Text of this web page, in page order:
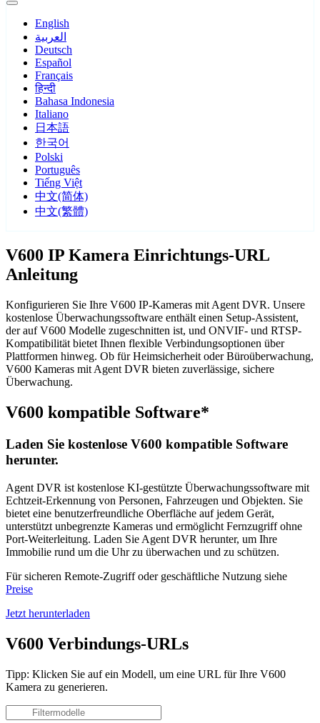
English
العربية
Deutsch
Español
Français
हिन्दी
Bahasa Indonesia
Italiano
日本語
한국어
Polski
Português
Tiếng Việt
中文(简体)
中文(繁體)
V600 IP Kamera Einrichtungs-URL
Anleitung
Konfigurieren Sie Ihre V600 IP-Kameras mit Agent DVR. Unsere
kostenlose Überwachungssoftware enthält einen Setup-Assistent,
der auf V600 Modelle zugeschnitten ist, und ONVIF- und RTSP-
Kompatibilität bietet Ihnen flexible Verbindungsoptionen über
Plattformen hinweg. Ob für Heimsicherheit oder Büroüberwachung,
V600 Kameras mit Agent DVR bieten zuverlässige, sichere
Überwachung.
V600 kompatible Software*
Laden Sie kostenlose V600 kompatible Software
herunter.
Agent DVR ist kostenlose KI-gestützte Überwachungssoftware mit
Echtzeit-Erkennung von Personen, Fahrzeugen und Objekten. Sie
bietet eine benutzerfreundliche Oberfläche auf jedem Gerät,
unterstützt unbegrenzte Kameras und ermöglicht Fernzugriff ohne
Port-Weiterleitung. Laden Sie Agent DVR herunter, um Ihre
Immobilie rund um die Uhr zu überwachen und zu schützen.
Für sicheren Remote-Zugriff oder geschäftliche Nutzung siehe
Preise
Jetzt herunterladen
V600 Verbindungs-URLs
Tipp: Klicken Sie auf ein Modell, um eine URL für Ihre V600
Kamera zu generieren.